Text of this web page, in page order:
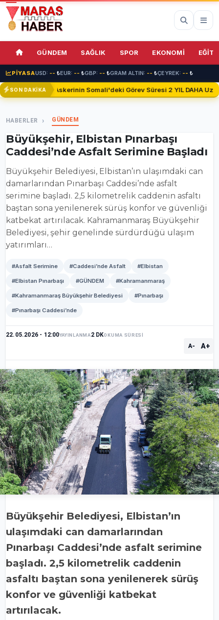
GÜNDEM SAĞLIK SPOR EKONOMİ
PİYASAUSD: -- ₺EUR: -- ₺GBP: -- ₺GRAM ALTIN: -- ₺ÇEYREK: -- ₺
SON DAKİKATürk Askerinin Somali'deki Görev Süresi 2 YIL DAHA
74%
HABERLER GÜNDEM
Büyükşehir, Elbistan Pınarbaşı
Caddesi’nde Asfalt Serimine Başladı
Büyükşehir Belediyesi, Elbistan’ın ulaşımdaki can
damarlarından Pınarbaşı Caddesi’nde asfalt
serimine başladı. 2,5 kilometrelik caddenin asfaltı
baştan sona yenilenerek sürüş konfor ve güvenliği
katbekat artırılacak. Kahramanmaraş Büyükşehir
Belediyesi, şehir genelinde sürdürdüğü ulaşım
yatırımları…
#Asfalt Serimine #Caddesi’nde Asfalt #Elbistan
#Elbistan Pınarbaşı #GÜNDEM #Kahramanmaraş
#Kahramanmaraş Büyükşehir Belediyesi #Pınarbaşı
#Pınarbaşı Caddesi’nde
22.05.2026 - 12:00YAYINLANMA2 DKOKUMA SÜRESİ
A- A+
Büyükşehir Belediyesi, Elbistan’ın
ulaşımdaki can damarlarından
Pınarbaşı Caddesi’nde asfalt serimine
başladı. 2,5 kilometrelik caddenin
asfaltı baştan sona yenilenerek sürüş
konfor ve güvenliği katbekat
artırılacak.